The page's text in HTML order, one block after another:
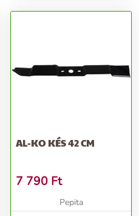
AL-KO KÉS 42 CM
7 790 Ft
Pepita